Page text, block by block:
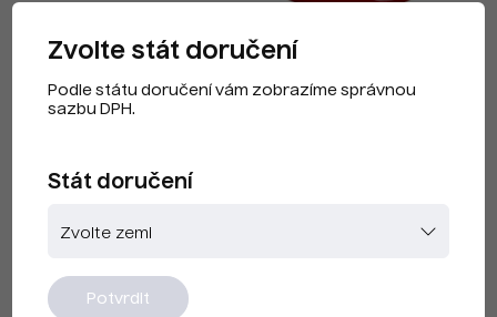
Cai F240307 Silver Grey
Zvolte stát doručení
Podle státu doručení vám zobrazíme správnou
sazbu DPH.
Stát doručení
Potvrdit